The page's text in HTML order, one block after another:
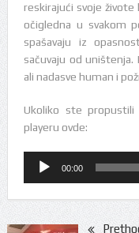
reskirajući svoje živote
očigledna u svakom
spašavaju iz
sačuvaju od uništenja.
ali nadasve human i
Ukoliko ste
playeru ovde:
Audio
Player
00:00